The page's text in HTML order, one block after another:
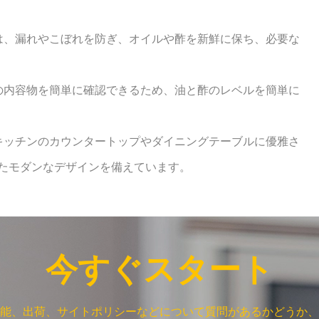
漏れやこぼれを防ぎ、オイルや酢を新鮮に保ち、必要な
容物を簡単に確認できるため、油と酢のレベルを簡単に
チンのカウンタートップやダイニングテーブルに優雅さ
ダンなデザインを備えています。
今すぐスタート
、出荷、サイトポリシーなどについて質問があるかどうか